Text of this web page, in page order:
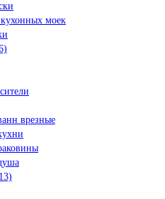
моек
врезные